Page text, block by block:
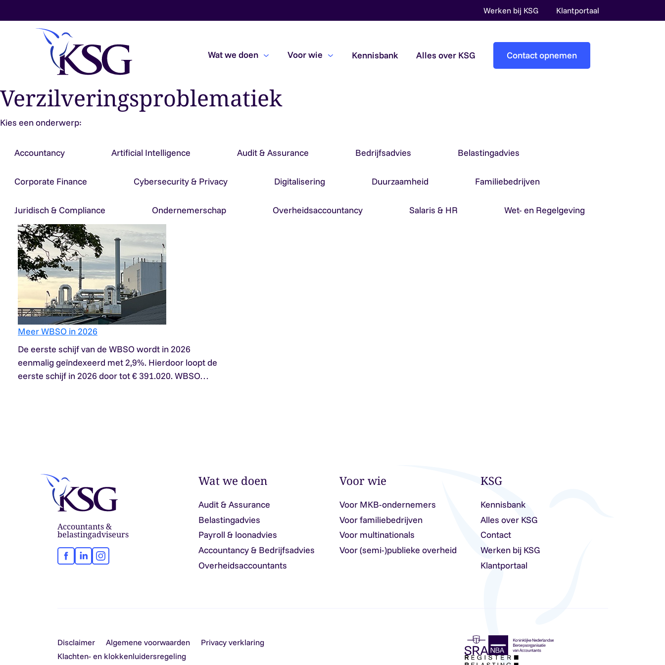
Werken bij KSG Klantportaal
Wat we doen
Audit & Assurance
Accountancy & Bedrijfsadvies
Overheidsaccountants
Voor wie Kennisbank Alles over KSG Contact opnemen
Verzilveringsproblematiek
Kies een onderwerp:
Accountancy Artificial Intelligence Audit & Assurance Bedrijfsadvies Belastingadvies
Corporate Finance Cybersecurity & Privacy Digitalisering Duurzaamheid Familiebedrijven
Juridisch & Compliance Ondernemerschap Overheidsaccountancy Salaris & HR Wet- en Regelgeving
Meer WBSO in 2026
De eerste schijf van de WBSO wordt in 2026
eenmalig geïndexeerd met 2,9%. Hierdoor loopt de
eerste schijf in 2026 door tot € 391.020. WBSO…
Accountants &
belastingadviseurs
FacebookLinkedInInstagram
Wat we doen
Audit & Assurance
Belastingadvies
Payroll & loonadvies
Accountancy & Bedrijfsadvies
Overheidsaccountants
Voor wie
Voor MKB-ondernemers
Voor familiebedrijven
Voor multinationals
Voor (semi-)publieke overheid
KSG
Kennisbank
Alles over KSG
Contact
Werken bij KSG
Klantportaal
Disclaimer Algemene voorwaarden
Privacy verklaring
Klachten- en klokkenluidersregeling